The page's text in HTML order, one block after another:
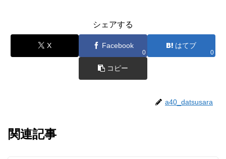
シェアする
X Facebook
0
はてブ
0
コピー
a40_datsusara
関連記事